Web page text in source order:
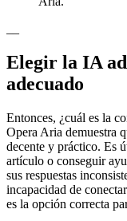
Elegir la IA
adecuado
Entonces, ¿cuál es la
Opera Aria demuestra
decente y práctico. Es
artículo o conseguir
sus respuestas
incapacidad de
es la opción correcta